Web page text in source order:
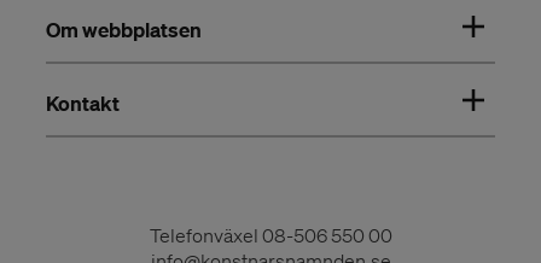
Om webbplatsen
Kontakt
Telefonväxel 08-506 550 00